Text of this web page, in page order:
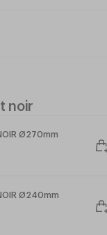
noir
Ø270mm
Ø240mm